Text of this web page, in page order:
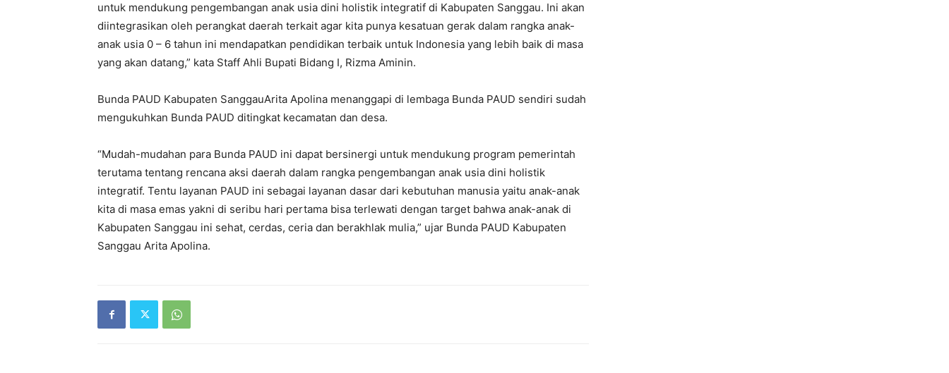
untuk mendukung pengembangan anak usia dini holistik integratif di Kabupaten Sanggau. Ini akan
diintegrasikan oleh perangkat daerah terkait agar kita punya kesatuan gerak dalam rangka anak-
anak usia 0 – 6 tahun ini mendapatkan pendidikan terbaik untuk Indonesia yang lebih baik di masa
yang akan datang,” kata Staff Ahli Bupati Bidang I, Rizma Aminin.
Bunda PAUD Kabupaten SanggauArita Apolina menanggapi di lembaga Bunda PAUD sendiri sudah
mengukuhkan Bunda PAUD ditingkat kecamatan dan desa.
“Mudah-mudahan para Bunda PAUD ini dapat bersinergi untuk mendukung program pemerintah
terutama tentang rencana aksi daerah dalam rangka pengembangan anak usia dini holistik
integratif. Tentu layanan PAUD ini sebagai layanan dasar dari kebutuhan manusia yaitu anak-anak
kita di masa emas yakni di seribu hari pertama bisa terlewati dengan target bahwa anak-anak di
Kabupaten Sanggau ini sehat, cerdas, ceria dan berakhlak mulia,” ujar Bunda PAUD Kabupaten
Sanggau Arita Apolina.